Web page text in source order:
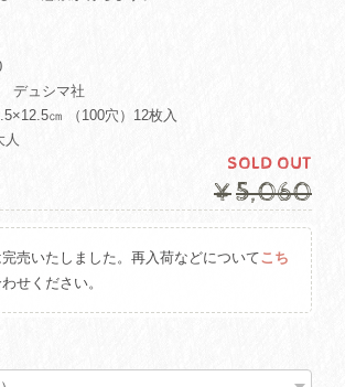
デュシマ社
㎝ （100穴）12枚入
SOLD OUT
¥5,060
売いたしました。再入荷などについてこち
せください。